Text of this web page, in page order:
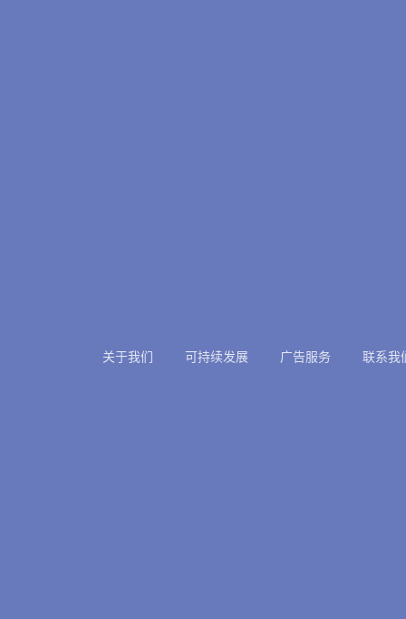
关于我们 可持续发展 广告服务 联系我